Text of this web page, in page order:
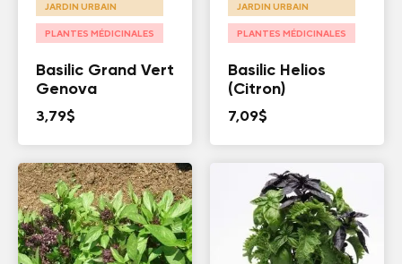
JARDIN URBAIN
PLANTES MÉDICINALES
Basilic Grand Vert
Genova
3,79$
JARDIN URBAIN
PLANTES MÉDICINALES
Basilic Helios
(Citron)
7,09$